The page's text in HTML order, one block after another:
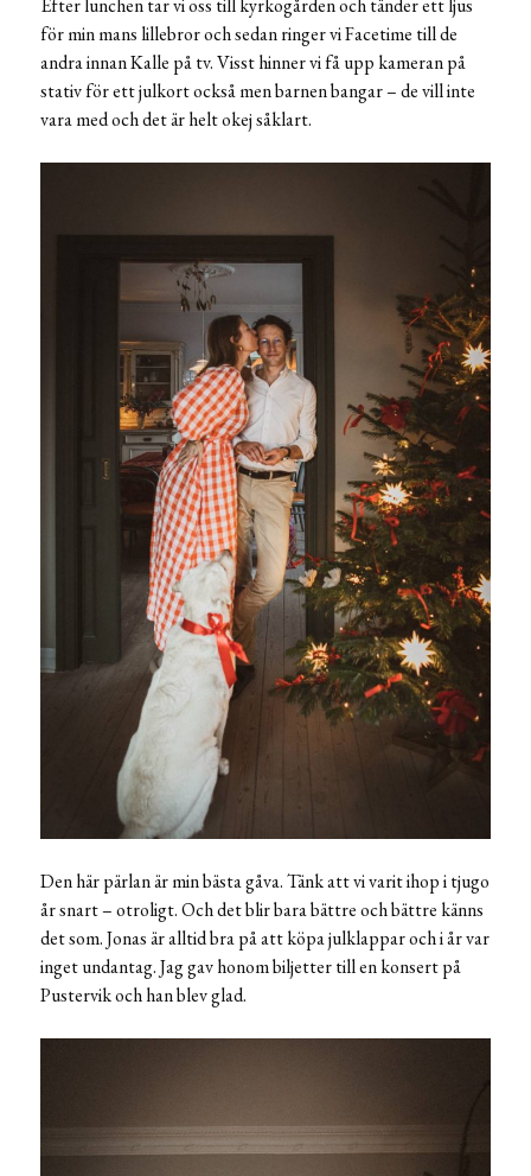
Efter lunchen tar vi oss till kyrkogården och tänder ett ljus
för min mans lillebror och sedan ringer vi Facetime till de
andra innan Kalle på tv. Visst hinner vi få upp kameran på
stativ för ett julkort också men barnen bangar – de vill inte
vara med och det är helt okej såklart.
Den här pärlan är min bästa gåva. Tänk att vi varit ihop i tjugo
år snart – otroligt. Och det blir bara bättre och bättre känns
det som. Jonas är alltid bra på att köpa julklappar och i år var
inget undantag. Jag gav honom biljetter till en konsert på
Pustervik och han blev glad.